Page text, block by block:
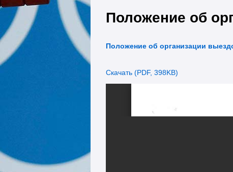
Положение об
Положение об организации
Скачать (PDF, 398KB)